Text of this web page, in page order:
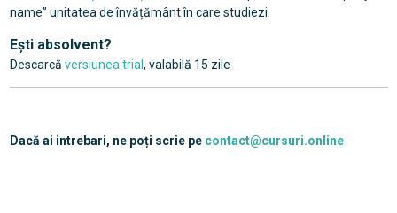
name” unitatea de învățământ în care studiezi.
Ești absolvent?
Descarcă versiunea trial , valabilă 15 zile
Dacă ai intrebari, ne poți scrie pe contact@cursuri.online